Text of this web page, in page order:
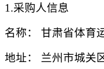
1.采购人信息
名称： 甘肃省体育
地址： 兰州市城关